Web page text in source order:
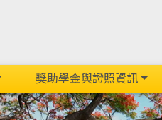
獎助學金與證照資訊